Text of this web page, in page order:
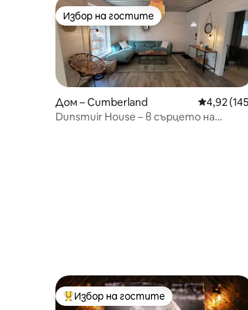
Избор на гостите
Избор на гостите
Дом – Cumberland Средна
4,92
Dunsmuir House – в сърцето на
Най-популярен избор на гостите
Избор на гостите